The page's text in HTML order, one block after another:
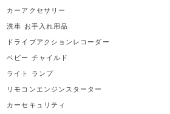
カーアクセサリー
洗車 お手入れ用品
ドライブアクションレコーダー
ベビー チャイルド
ライト ランプ
リモコンエンジンスターター
カーセキュリティ